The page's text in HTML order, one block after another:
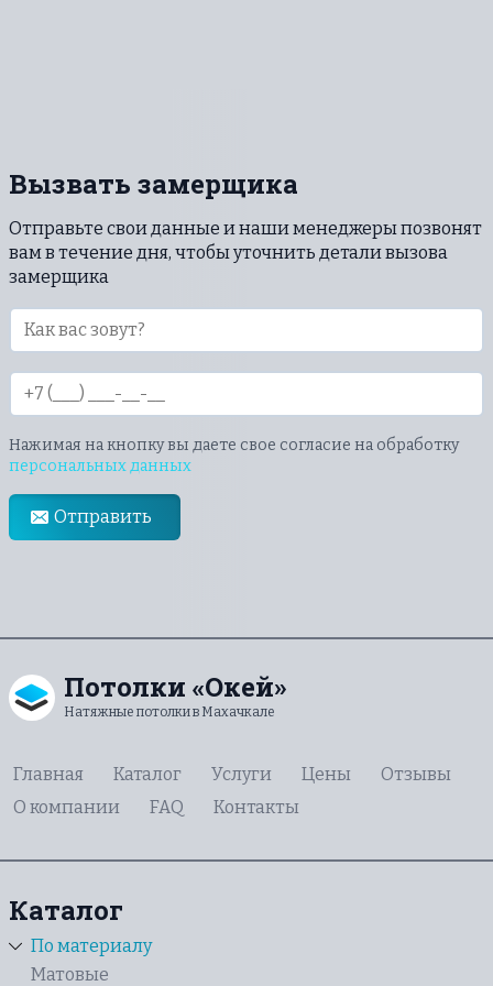
Вызвать замерщика
Отправьте свои данные и наши менеджеры позвонят
вам в течение дня, чтобы уточнить детали вызова
замерщика
Нажимая на кнопку вы даете свое согласие на обработку
персональных данных
Отправить
Потолки «Окей»
Натяжные потолки в Махачкале
Главная Каталог Услуги Цены
Отзывы
О компании
FAQ Контакты
Каталог
По материалу
Матовые